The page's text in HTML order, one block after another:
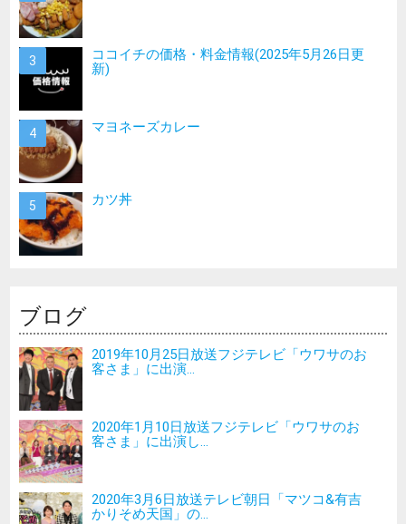
ココイチの価格・料金情報(2025年5月26日更
新)
マヨネーズカレー
カツ丼
ブログ
2019年10月25日放送フジテレビ「ウワサのお
客さま」に出演...
2020年1月10日放送フジテレビ「ウワサのお
客さま」に出演し...
2020年3月6日放送テレビ朝日「マツコ&有吉
かりそめ天国」の...